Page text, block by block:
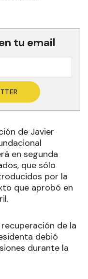
tu email
de Javier
en segunda
que sólo
por la
que aprobó en
de la
debió
durante la